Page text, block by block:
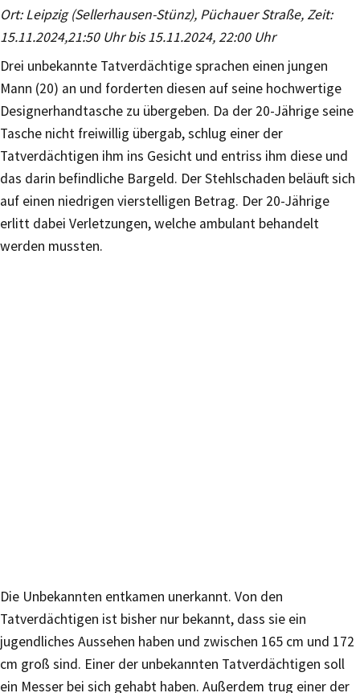
Ort: Leipzig (Sellerhausen-Stünz), Püchauer Straße, Zeit:
15.11.2024,21:50 Uhr bis 15.11.2024, 22:00 Uhr
Drei unbekannte Tatverdächtige sprachen einen jungen
Mann (20) an und forderten diesen auf seine hochwertige
Designerhandtasche zu übergeben. Da der 20-Jährige seine
Tasche nicht freiwillig übergab, schlug einer der
Tatverdächtigen ihm ins Gesicht und entriss ihm diese und
das darin befindliche Bargeld. Der Stehlschaden beläuft sich
auf einen niedrigen vierstelligen Betrag. Der 20-Jährige
erlitt dabei Verletzungen, welche ambulant behandelt
werden mussten.
Die Unbekannten entkamen unerkannt. Von den
Tatverdächtigen ist bisher nur bekannt, dass sie ein
jugendliches Aussehen haben und zwischen 165 cm und 172
cm groß sind. Einer der unbekannten Tatverdächtigen soll
ein Messer bei sich gehabt haben. Außerdem trug einer der